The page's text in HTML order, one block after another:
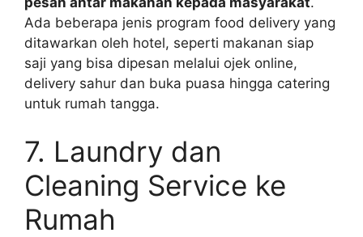
Ada beberapa jenis program food delivery yang
ditawarkan oleh hotel, seperti makanan siap
saji yang bisa dipesan melalui ojek online,
delivery sahur dan buka puasa hingga catering
untuk rumah tangga.
7. Laundry dan
Cleaning Service ke
Rumah